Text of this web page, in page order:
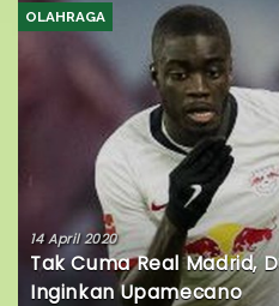
OLAHRAGA
14 April 2020
Tak Cuma Real Madrid,
Inginkan Upamecano